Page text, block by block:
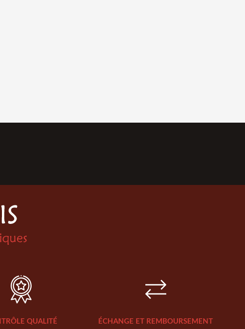
QUALITÉ ÉCHANGE ET REMBOURSEMENT